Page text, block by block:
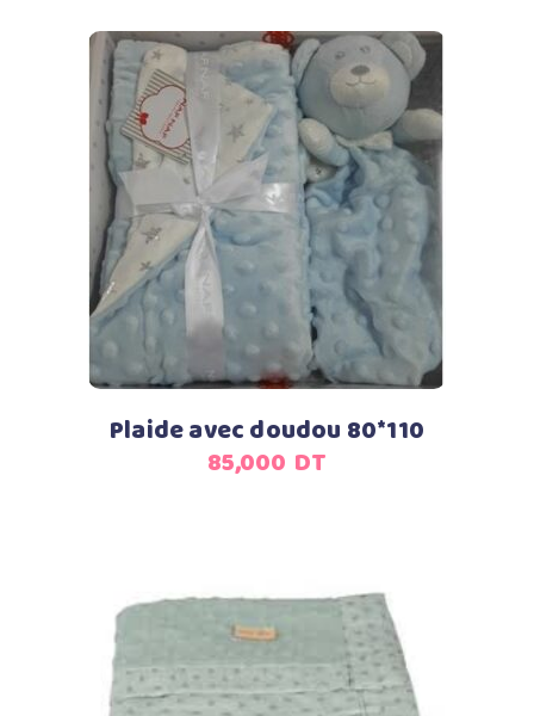
Ajouter au panier
Plaide avec doudou 80*110
85,000 DT
Ajouter au panier